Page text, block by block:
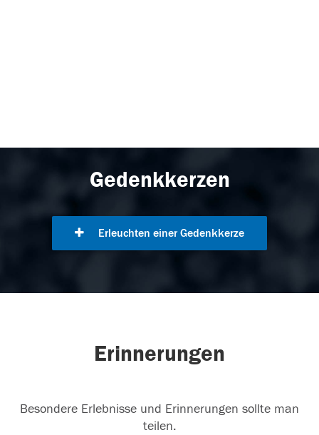
Gedenkkerzen
Erleuchten einer Gedenkkerze
Erinnerungen
Besondere Erlebnisse und Erinnerungen sollte man
teilen.